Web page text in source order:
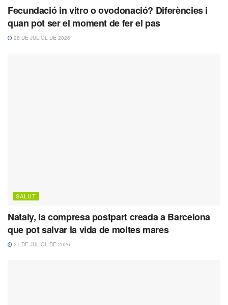
Fecundació in vitro o ovodonació? Diferències i
quan pot ser el moment de fer el pas
28 DE JULIOL DE 2026
SALUT
Nataly, la compresa postpart creada a Barcelona
que pot salvar la vida de moltes mares
27 DE JULIOL DE 2026